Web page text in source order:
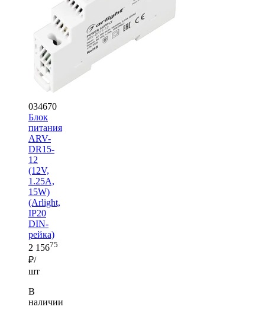
034670
Блок
питания
ARV-
DR15-
12
(12V,
1.25A,
15W)
(Arlight,
IP20
DIN-
рейка)
2 15675
₽/
шт
В
наличии